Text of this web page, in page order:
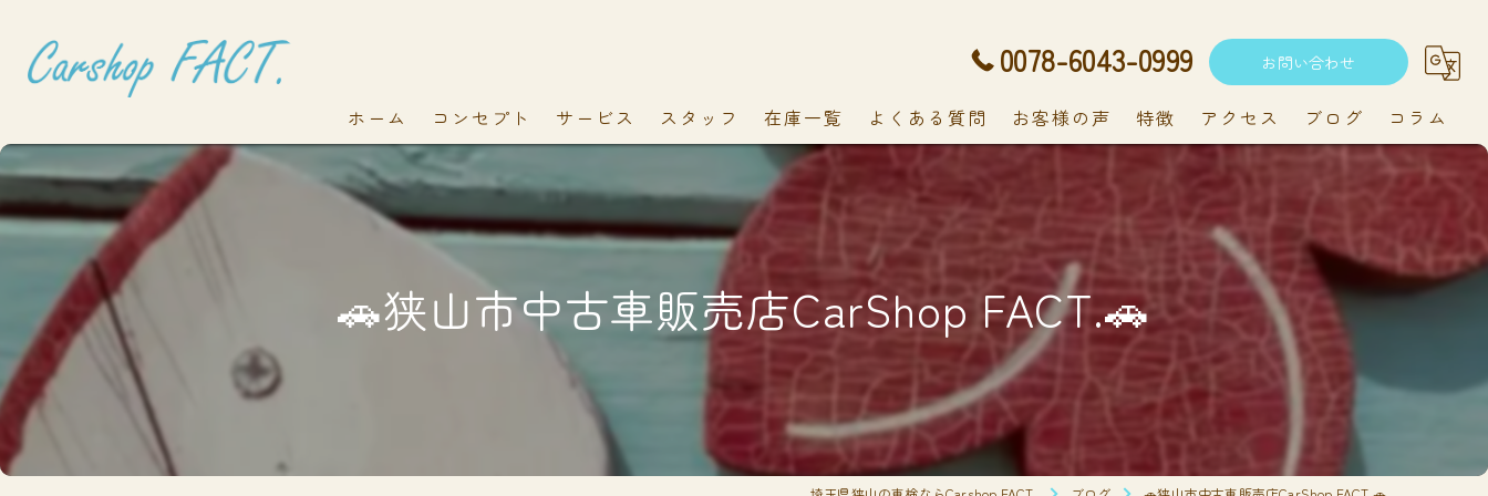
0078-6043-0999 お問い合わせ
ホーム コンセプト サービス スタッフ 在庫一覧 よくある質問 お客様の声 特徴
軽自動車
メンテナンス
アクセス ブログ コラム
🚗狭山市中古車販売店CarShop FACT.🚗